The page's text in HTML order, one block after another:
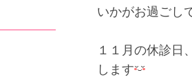
いかがお過ごし
１１月の休診日
します